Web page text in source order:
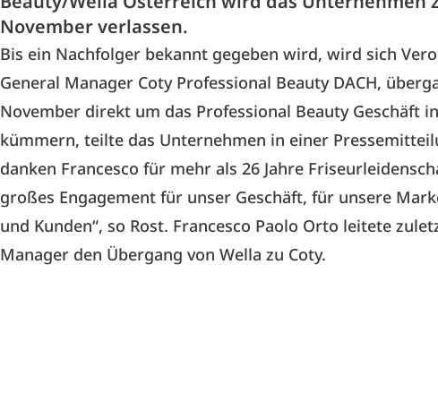
November verlassen.
Bis ein Nachfolger bekannt gegeben wird, wird sich
General Manager Coty Professional Beauty DACH,
November direkt um das Professional Beauty Geschäft
kümmern, teilte das Unternehmen in einer
danken Francesco für mehr als 26 Jahre
großes Engagement für unser Geschäft, für unsere
und Kunden“, so Rost. Francesco Paolo Orto leitete
Manager den Übergang von Wella zu Coty.